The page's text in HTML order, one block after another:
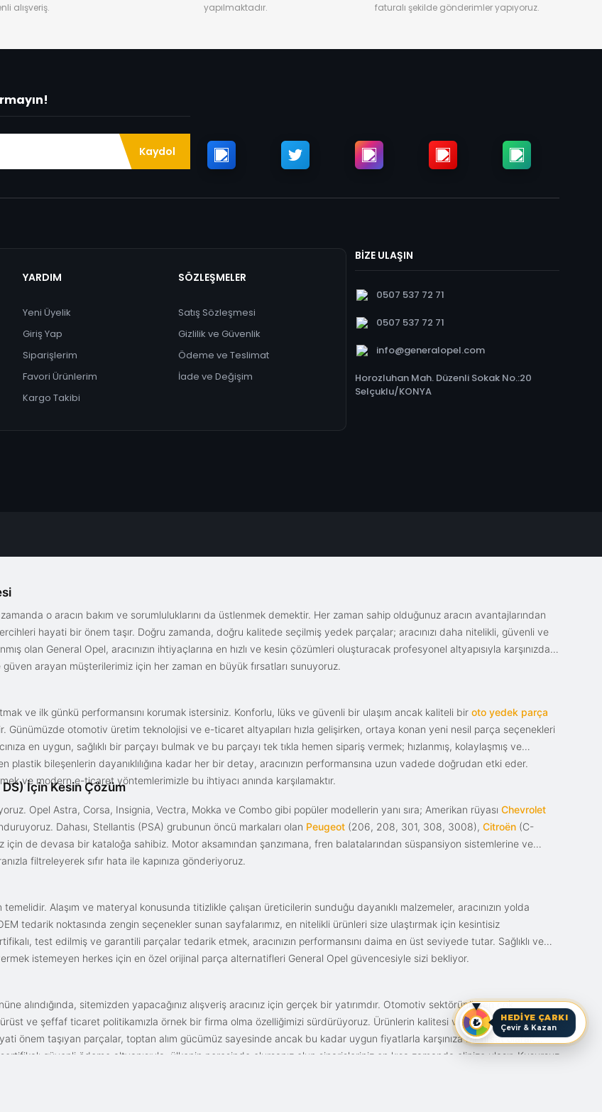
alışveriş.
yapılmaktadır.
faturalı şekilde gönderimler yapıyoruz.
Kaydol
YARDIM
Yeni Üyelik
Giriş Yap
Siparişlerim
Favori Ürünlerim
Kargo Takibi
SÖZLEŞMELER
Satış Sözleşmesi
Gizlilik ve Güvenlik
Ödeme ve Teslimat
İade ve Değişim
BİZE ULAŞIN
0507 537 72 71
0507 537 72 71
info@generalopel.com
Horozluhan Mah. Düzenli Sokak No.:20
Selçuklu/KONYA
HEDİYE ÇARKI
Çevir & Kazan
o aracın bakım ve sorumluluklarını da üstlenmek demektir. Her zaman sahip olduğunuz aracın avantajlarından
hayati bir önem taşır. Doğru zamanda, doğru kalitede seçilmiş yedek parçalar; aracınızı daha nitelikli, güvenli ve
olan General Opel, aracınızın ihtiyaçlarına en hızlı ve kesin çözümleri oluşturacak profesyonel altyapısıyla karşınızda.
arayan müşterilerimiz için her zaman en büyük fırsatları sunuyoruz.
ve ilk günkü performansını korumak istersiniz. Konforlu, lüks ve güvenli bir ulaşım ancak kaliteli bir oto yedek parça
otomotiv üretim teknolojisi ve e-ticaret altyapıları hızla gelişirken, ortaya konan yeni nesil parça seçenekleri
en uygun, sağlıklı bir parçayı bulmak ve bu parçayı tek tıkla hemen sipariş vermek; hızlanmış, kolaylaşmış ve
bileşenlerin dayanıklılığına kadar her bir detay, aracınızın performansına uzun vadede doğrudan etki eder.
ve modern e-ticaret yöntemlerimizle bu ihtiyacı anında karşılamaktır.
İçin Kesin Çözüm
Opel Astra, Corsa, Insignia, Vectra, Mokka ve Combo gibi popüler modellerin yanı sıra; Amerikan rüyası Chevrolet
Dahası, Stellantis (PSA) grubunun öncü markaları olan Peugeot (206, 208, 301, 308, 3008), Citroën (C-
için de devasa bir kataloğa sahibiz. Motor aksamından şanzımana, fren balatalarından süspansiyon sistemlerine ve
filtreleyerek sıfır hata ile kapınıza gönderiyoruz.
Alaşım ve materyal konusunda titizlikle çalışan üreticilerin sunduğu dayanıklı malzemeler, aracınızın yolda
tedarik noktasında zengin seçenekler sunan sayfalarımız, en nitelikli ürünleri size ulaştırmak için kesintisiz
test edilmiş ve garantili parçalar tedarik etmek, aracınızın performansını daima en üst seviyede tutar. Sağlıklı ve
istemeyen herkes için en özel orijinal parça alternatifleri General Opel güvencesiyle sizi bekliyor.
alındığında, sitemizden yapacağınız alışveriş aracınız için gerçek bir yatırımdır. Otomotiv sektörünün en çok
ve şeffaf ticaret politikamızla örnek bir firma olma özelliğimizi sürdürüyoruz. Ürünlerin kalitesi ve bunun fiyat karşılığı
önem taşıyan parçalar, toptan alım gücümüz sayesinde ancak bu kadar uygun fiyatlarla karşınıza bir fırsat olarak
güvenli ödeme altyapısıyla; ülkenin neresinde olursanız olun siparişleriniz en kısa zamanda elinize ulaşır. Kusursuz
avantajıyla parça kalitesini birleştirmek için doğru yerdesiniz.